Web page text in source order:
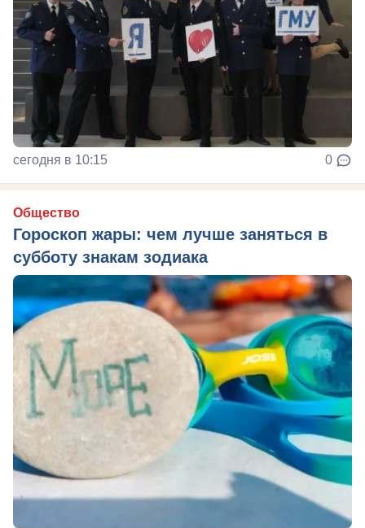
сегодня в 10:15 0
Общество
Гороскоп жары: чем лучше заняться в
субботу знакам зодиака